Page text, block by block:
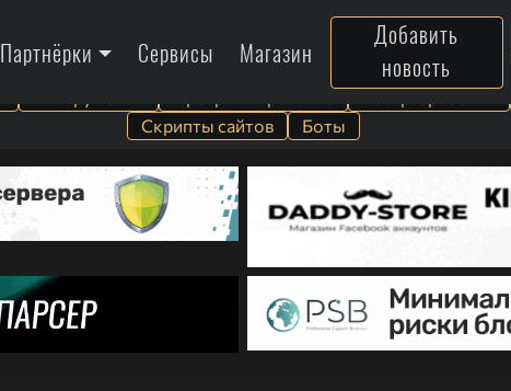
Партнёрки Сервисы Магазин
Добавить
новость
Скрипты сайтов
Боты